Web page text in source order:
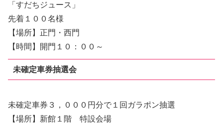
「すだちジュース」
先着１００名様
【場所】正門・西門
【時間】開門１０：００～
未確定車券抽選会
未確定車券３，０００円分で１回ガラポン抽選
【場所】新館１階 特設会場